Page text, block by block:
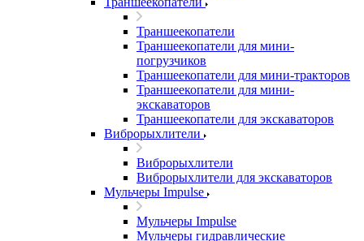
Траншеекопатели
Траншеекопатели для мини-
погрузчиков
Траншеекопатели для мини-тракторов
Траншеекопатели для мини-
экскаваторов
Траншеекопатели для экскаваторов
Виброрыхлители
Виброрыхлители
Виброрыхлители для экскаваторов
Мульчеры Impulse
Мульчеры Impulse
Мульчеры гидравлические